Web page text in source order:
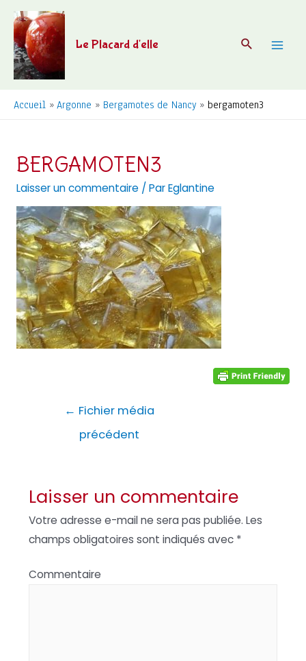
Aller
contenu
Le Placard d'elle
Accueil Argonne Bergamotes de Nancy bergamoten3
BERGAMOTEN3
Laisser un commentaire / ParEglantine
Navigation
← Fichier média
précédent
Laisser un commentaire
Votre adresse e-mail ne sera pas publiée. Les
champs obligatoires sont indiqués avec *
Commentaire